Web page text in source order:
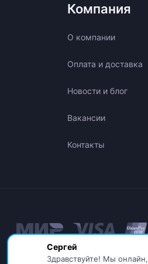
Сергей
Здравствуйте! Мы онлайн,
Компания
О компании
Оплата и доставка
Новости и блог
Вакансии
Контакты